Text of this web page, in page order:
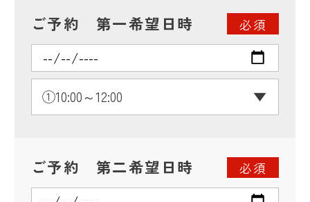
ご予約 第一希望日時 必須
ご予約 第二希望日時 必須